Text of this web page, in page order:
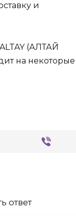
и
(АЛТАЙ
на некоторые
ответ